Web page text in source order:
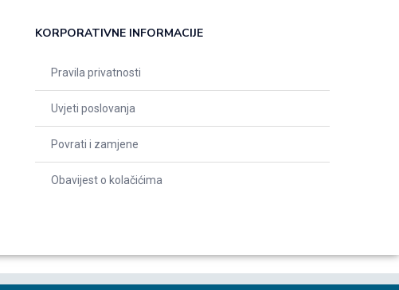
KORPORATIVNE INFORMACIJE
Pravila privatnosti
Uvjeti poslovanja
Povrati i zamjene
Obavijest o kolačićima